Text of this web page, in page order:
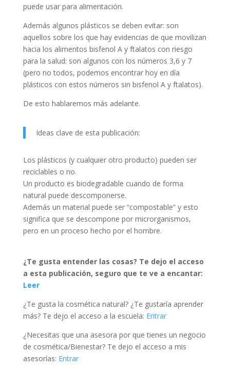
puede usar para alimentación.
Además algunos plásticos se deben evitar: son
aquellos sobre los que hay evidencias de que movilizan
hacia los alimentos bisfenol A y ftalatos con riesgo
para la salud: son algunos con los números 3,6 y 7
(pero no todos, podemos encontrar hoy en día
plásticos con estos números sin bisfenol A y ftalatos).
De esto hablaremos más adelante.
Ideas clave de esta publicación:
Los plásticos (y cualquier otro producto) pueden ser
reciclables o no.
Un producto es biodegradable cuando de forma
natural puede descomponerse.
Además un material puede ser “compostable” y esto
significa que se descompone por microrganismos,
pero en un proceso hecho por el hombre.
¿Te gusta entender las cosas? Te dejo el acceso
a esta publicación, seguro que te ve a encantar:
Leer
¿Te gusta la cosmética natural? ¿Te gustaría aprender
más? Te dejo el acceso a la escuela: Entrar
¿Necesitas que una asesora por que tienes un negocio
de cosmética/Bienestar? Te dejo el acceso a mis
asesorías: Entrar